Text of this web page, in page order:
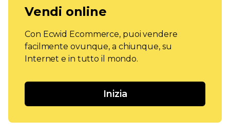
Vendi online
Con Ecwid Ecommerce, puoi vendere
facilmente ovunque, a chiunque, su
Internet e in tutto il mondo.
Inizia